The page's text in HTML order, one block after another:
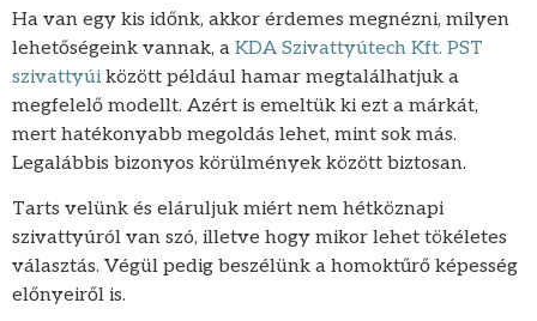
Ha van egy kis időnk, akkor érdemes megnézni, milyen
lehetőségeink vannak, a KDA Szivattyútech Kft. PST
szivattyúi között például hamar megtalálhatjuk a
megfelelő modellt. Azért is emeltük ki ezt a márkát,
mert hatékonyabb megoldás lehet, mint sok más.
Legalábbis bizonyos körülmények között biztosan.
Tarts velünk és eláruljuk miért nem hétköznapi
szivattyúról van szó, illetve hogy mikor lehet tökéletes
választás. Végül pedig beszélünk a homoktűrő képesség
előnyeiről is.